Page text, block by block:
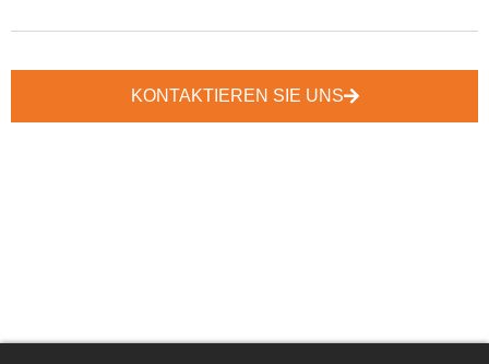
KONTAKTIEREN SIE UNS